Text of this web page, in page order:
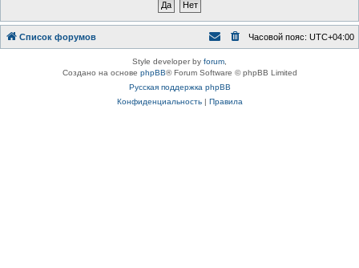
Список форумов Часовой пояс: UTC+04:00
Style developer by forum
Создано на основе phpBB® Forum Software © phpBB Limited
Русская поддержка phpBB
Конфиденциальность| Правила